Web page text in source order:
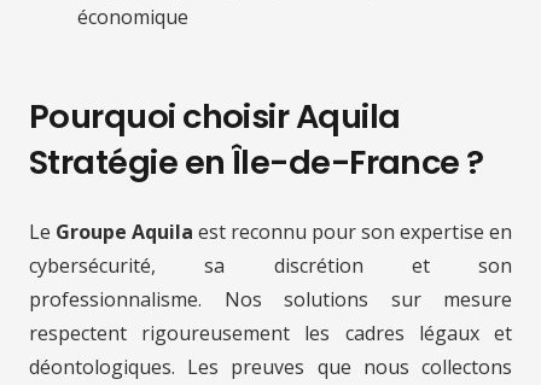
économique
Pourquoi choisir Aquila
Stratégie en Île-de-France ?
Le Groupe Aquila est reconnu pour son expertise en
cybersécurité, sa discrétion et son
professionnalisme. Nos solutions sur mesure
respectent rigoureusement les cadres légaux et
déontologiques. Les preuves que nous collectons